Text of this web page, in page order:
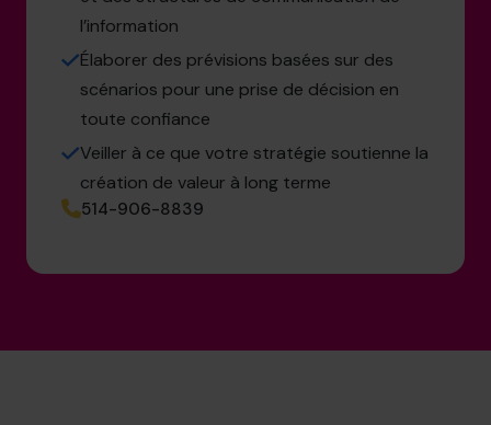
l’information
Élaborer des prévisions basées sur des
scénarios pour une prise de décision en
toute confiance
Veiller à ce que votre stratégie soutienne la
création de valeur à long terme
514-906-8839